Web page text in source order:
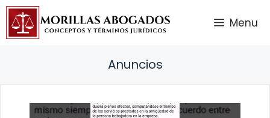
Saltar
contenido
Menu
Anuncios